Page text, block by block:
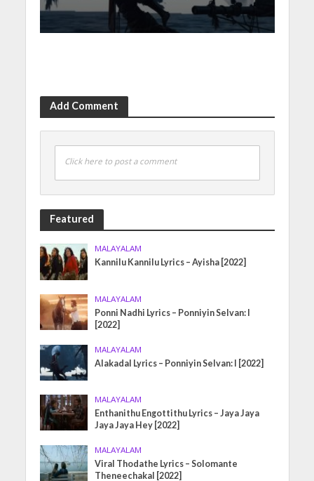
Add Comment
Click here to post a comment
Featured
MALAYALAM
Kannilu Kannilu Lyrics – Ayisha [2022]
MALAYALAM
Ponni Nadhi Lyrics – Ponniyin Selvan: I
[2022]
MALAYALAM
Alakadal Lyrics – Ponniyin Selvan: I [2022]
MALAYALAM
Enthanithu Engottithu Lyrics – Jaya Jaya
Jaya Jaya Hey [2022]
MALAYALAM
Viral Thodathe Lyrics – Solomante
Theneechakal [2022]